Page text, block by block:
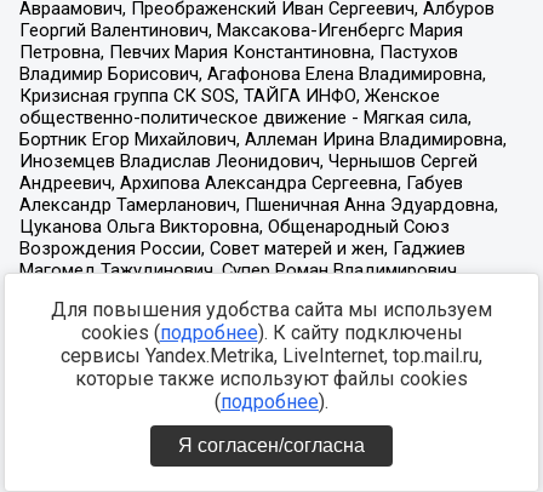
Для повышения удобства сайта мы используем
cookies (подробнее). К сайту подключены
сервисы Yandex.Metrika, LiveInternet, top.mail.ru,
которые также используют файлы cookies
(подробнее).
Я согласен/согласна